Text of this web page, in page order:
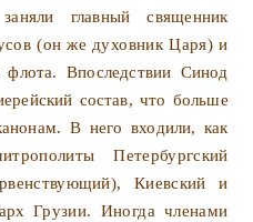
главный священник
(он же духовник Царя) и
Впоследствии Синод
состав, что больше
В него входили, как
Петербургский
ствующий), Киевский и
Гру­зии. Иногда членами